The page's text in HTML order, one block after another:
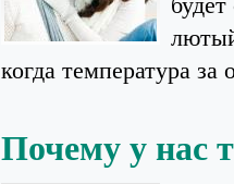
когда температура за
Почему у нас